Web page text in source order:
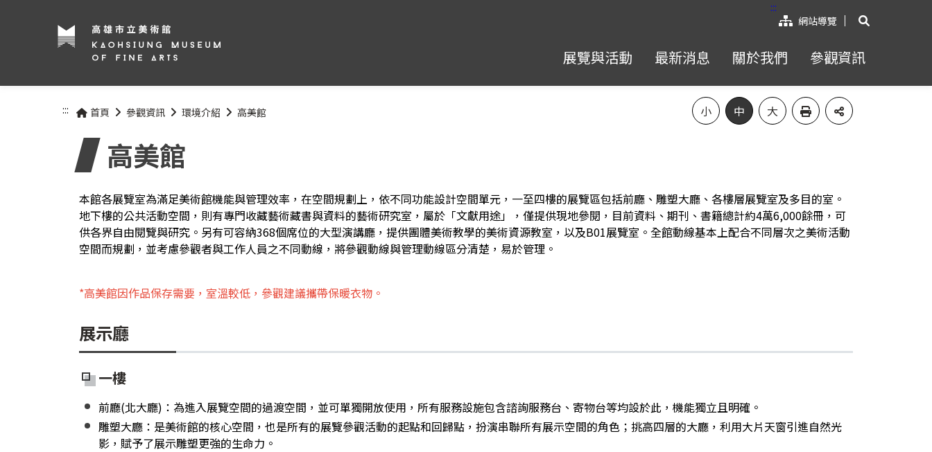
:::
網站導覽
展覽與活動 最新消息 關於我們 參觀資訊
::: 首頁 參觀資訊 環境介紹 高美館 小 中 大
高美館
本館各展覽室為滿足美術館機能與管理效率，在空間規劃上，依不同功能設計空間單元，一至四樓的展覽區包括前廳、雕塑大廳、各樓層展覽室及多目的室。
地下樓的公共活動空間，則有專門收藏藝術藏書與資料的藝術研究室，屬於「文獻用途」，僅提供現地參閱，目前資料、期刊、書籍總計約4萬6,000餘冊，可
供各界自由閱覽與研究。另有可容納368個席位的大型演講廳，提供團體美術教學的美術資源教室，以及B01展覽室。全館動線基本上配合不同層次之美術活動
空間而規劃，並考慮參觀者與工作人員之不同動線，將參觀動線與管理動線區分清楚，易於管理。
*高美館因作品保存需要，室溫較低，參觀建議攜帶保暖衣物。
展示廳
一樓
前廳(北大廳)：為進入展覽空間的過渡空間，並可單獨開放使用，所有服務設施包含諮詢服務台、寄物台等均設於此，機能獨立且明確。
雕塑大廳：是美術館的核心空間，也是所有的展覽參觀活動的起點和回歸點，扮演串聯所有展示空間的角色；挑高四層的大廳，利用大片天窗引進自然光
影，賦予了展示雕塑更強的生命力。